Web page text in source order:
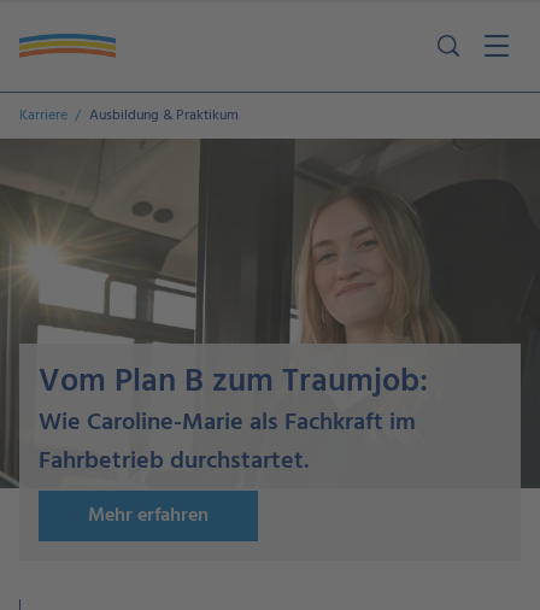
Karriere Ausbildung & Praktikum
Vom Plan B zum Traumjob:
Wie Caroline-Marie als Fachkraft im
Fahrbetrieb durchstartet.
Mehr erfahren